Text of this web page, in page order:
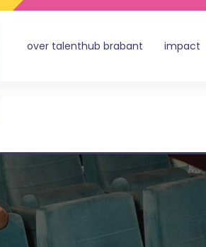
over talenthub brabant impact